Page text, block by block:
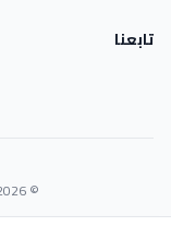
تابعنا
© 2026 Dlwaqty. جميع الحقوق محفوظة.